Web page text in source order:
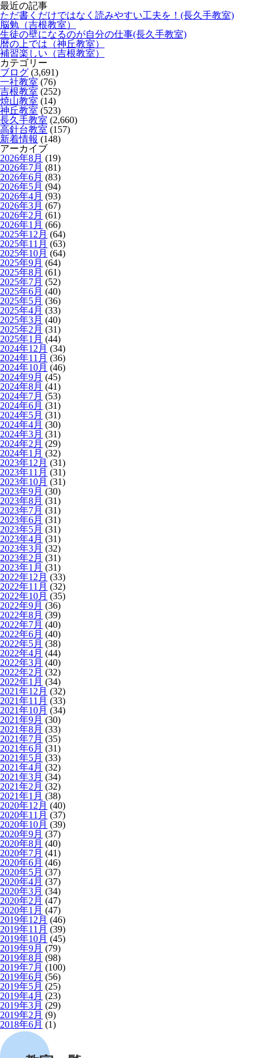
最近の記事
ただ書くだけではなく読みやすい工夫を！(長久手教室)
脳勉（吉根教室）
生徒の壁になるのが自分の仕事(長久手教室)
暦の上では（神丘教室）
補習楽しい（吉根教室）
カテゴリー
ブログ (3,691)
一社教室 (76)
吉根教室 (252)
焼山教室 (14)
神丘教室 (523)
長久手教室 (2,660)
高針台教室 (157)
新着情報 (148)
アーカイブ
2026年8月 (19)
2026年7月 (81)
2026年6月 (83)
2026年5月 (94)
2026年4月 (93)
2026年3月 (67)
2026年2月 (61)
2026年1月 (66)
2025年12月 (64)
2025年11月 (63)
2025年10月 (64)
2025年9月 (64)
2025年8月 (61)
2025年7月 (52)
2025年6月 (40)
2025年5月 (36)
2025年4月 (33)
2025年3月 (40)
2025年2月 (31)
2025年1月 (44)
2024年12月 (34)
2024年11月 (36)
2024年10月 (46)
2024年9月 (45)
2024年8月 (41)
2024年7月 (53)
2024年6月 (31)
2024年5月 (31)
2024年4月 (30)
2024年3月 (31)
2024年2月 (29)
2024年1月 (32)
2023年12月 (31)
2023年11月 (31)
2023年10月 (31)
2023年9月 (30)
2023年8月 (31)
2023年7月 (31)
2023年6月 (31)
2023年5月 (31)
2023年4月 (31)
2023年3月 (32)
2023年2月 (31)
2023年1月 (31)
2022年12月 (33)
2022年11月 (32)
2022年10月 (35)
2022年9月 (36)
2022年8月 (39)
2022年7月 (40)
2022年6月 (40)
2022年5月 (38)
2022年4月 (44)
2022年3月 (40)
2022年2月 (32)
2022年1月 (34)
2021年12月 (32)
2021年11月 (33)
2021年10月 (34)
2021年9月 (30)
2021年8月 (33)
2021年7月 (35)
2021年6月 (31)
2021年5月 (33)
2021年4月 (32)
2021年3月 (34)
2021年2月 (32)
2021年1月 (38)
2020年12月 (40)
2020年11月 (37)
2020年10月 (39)
2020年9月 (37)
2020年8月 (40)
2020年7月 (41)
2020年6月 (46)
2020年5月 (37)
2020年4月 (37)
2020年3月 (34)
2020年2月 (47)
2020年1月 (47)
2019年12月 (46)
2019年11月 (39)
2019年10月 (45)
2019年9月 (79)
2019年8月 (98)
2019年7月 (100)
2019年6月 (56)
2019年5月 (25)
2019年4月 (23)
2019年3月 (29)
2019年2月 (9)
2018年6月 (1)